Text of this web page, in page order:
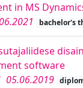
in MS
bachelor's
software
05.06.2019